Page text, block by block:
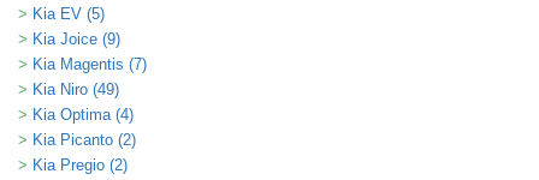
Kia EV (5)
Kia Joice (9)
Kia Magentis (7)
Kia Niro (49)
Kia Optima (4)
Kia Picanto (2)
Kia Pregio (2)